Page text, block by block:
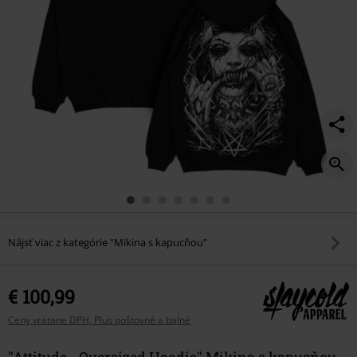
Nájsť viac z kategórie "Mikina s kapucňou"
€ 100,99
Ceny vrátane DPH, Plus poštovné a balné